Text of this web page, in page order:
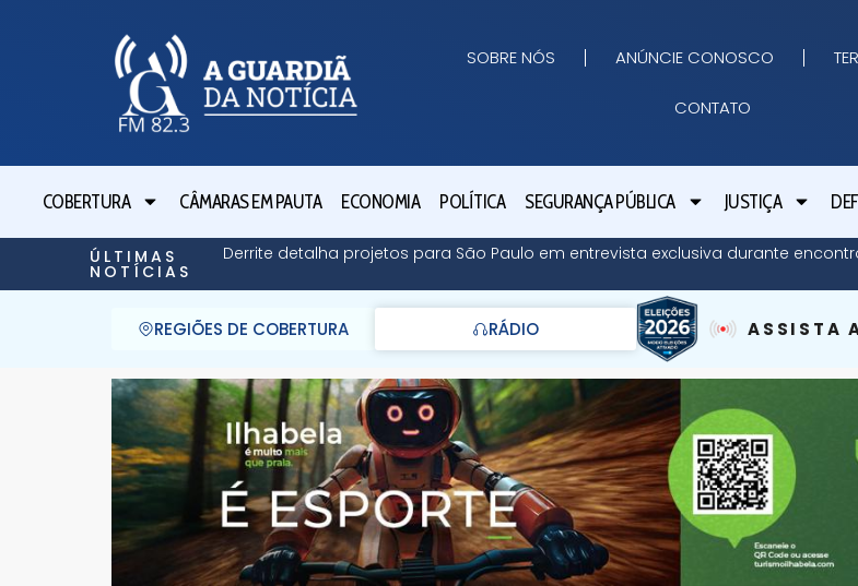
SOBRE NÓS ANÚNCIE CONOSCO
CONTATO
COBERTURA CÂMARAS EM PAUTA ECONOMIA POLÍTICA SEGURANÇA PÚBLICA JUSTIÇA
ÚLTIMAS
NOTÍCIAS
Derrite detalha projetos para São Paulo em entrevista exclusiva durante
REGIÕES DE COBERTURA RÁDIO ASSISTA